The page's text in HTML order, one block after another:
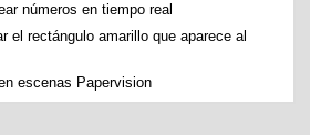
números en tiempo real
el rectángulo amarillo que aparece al
escenas Papervision